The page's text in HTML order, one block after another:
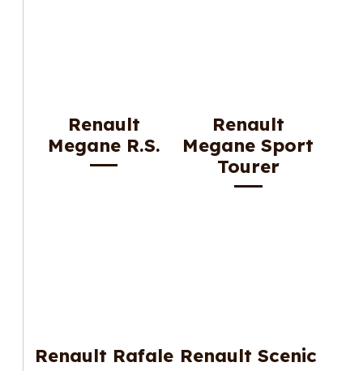
Renault
Megane R.S.
Renault
Megane Sport
Tourer
Renault Rafale Renault Scenic